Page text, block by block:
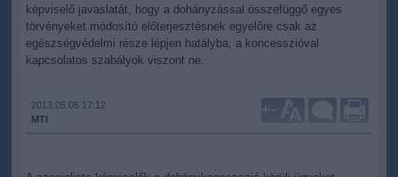
képviselő javaslatát, hogy a dohányzással összefüggő egyes
törvényeket módosító előterjesztésnek egyelőre csak az
egészségvédelmi része lépjen hatályba, a koncesszióval
kapcsolatos szabályok viszont ne.
2013.05.06 17:12
MTI
+-